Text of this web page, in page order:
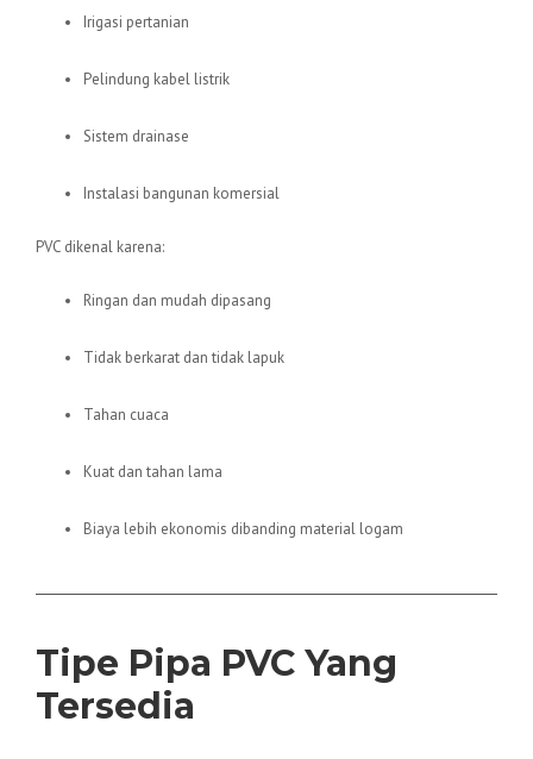
Irigasi pertanian
Pelindung kabel listrik
Sistem drainase
Instalasi bangunan komersial
PVC dikenal karena:
Ringan dan mudah dipasang
Tidak berkarat dan tidak lapuk
Tahan cuaca
Kuat dan tahan lama
Biaya lebih ekonomis dibanding material logam
Tipe Pipa PVC Yang
Tersedia